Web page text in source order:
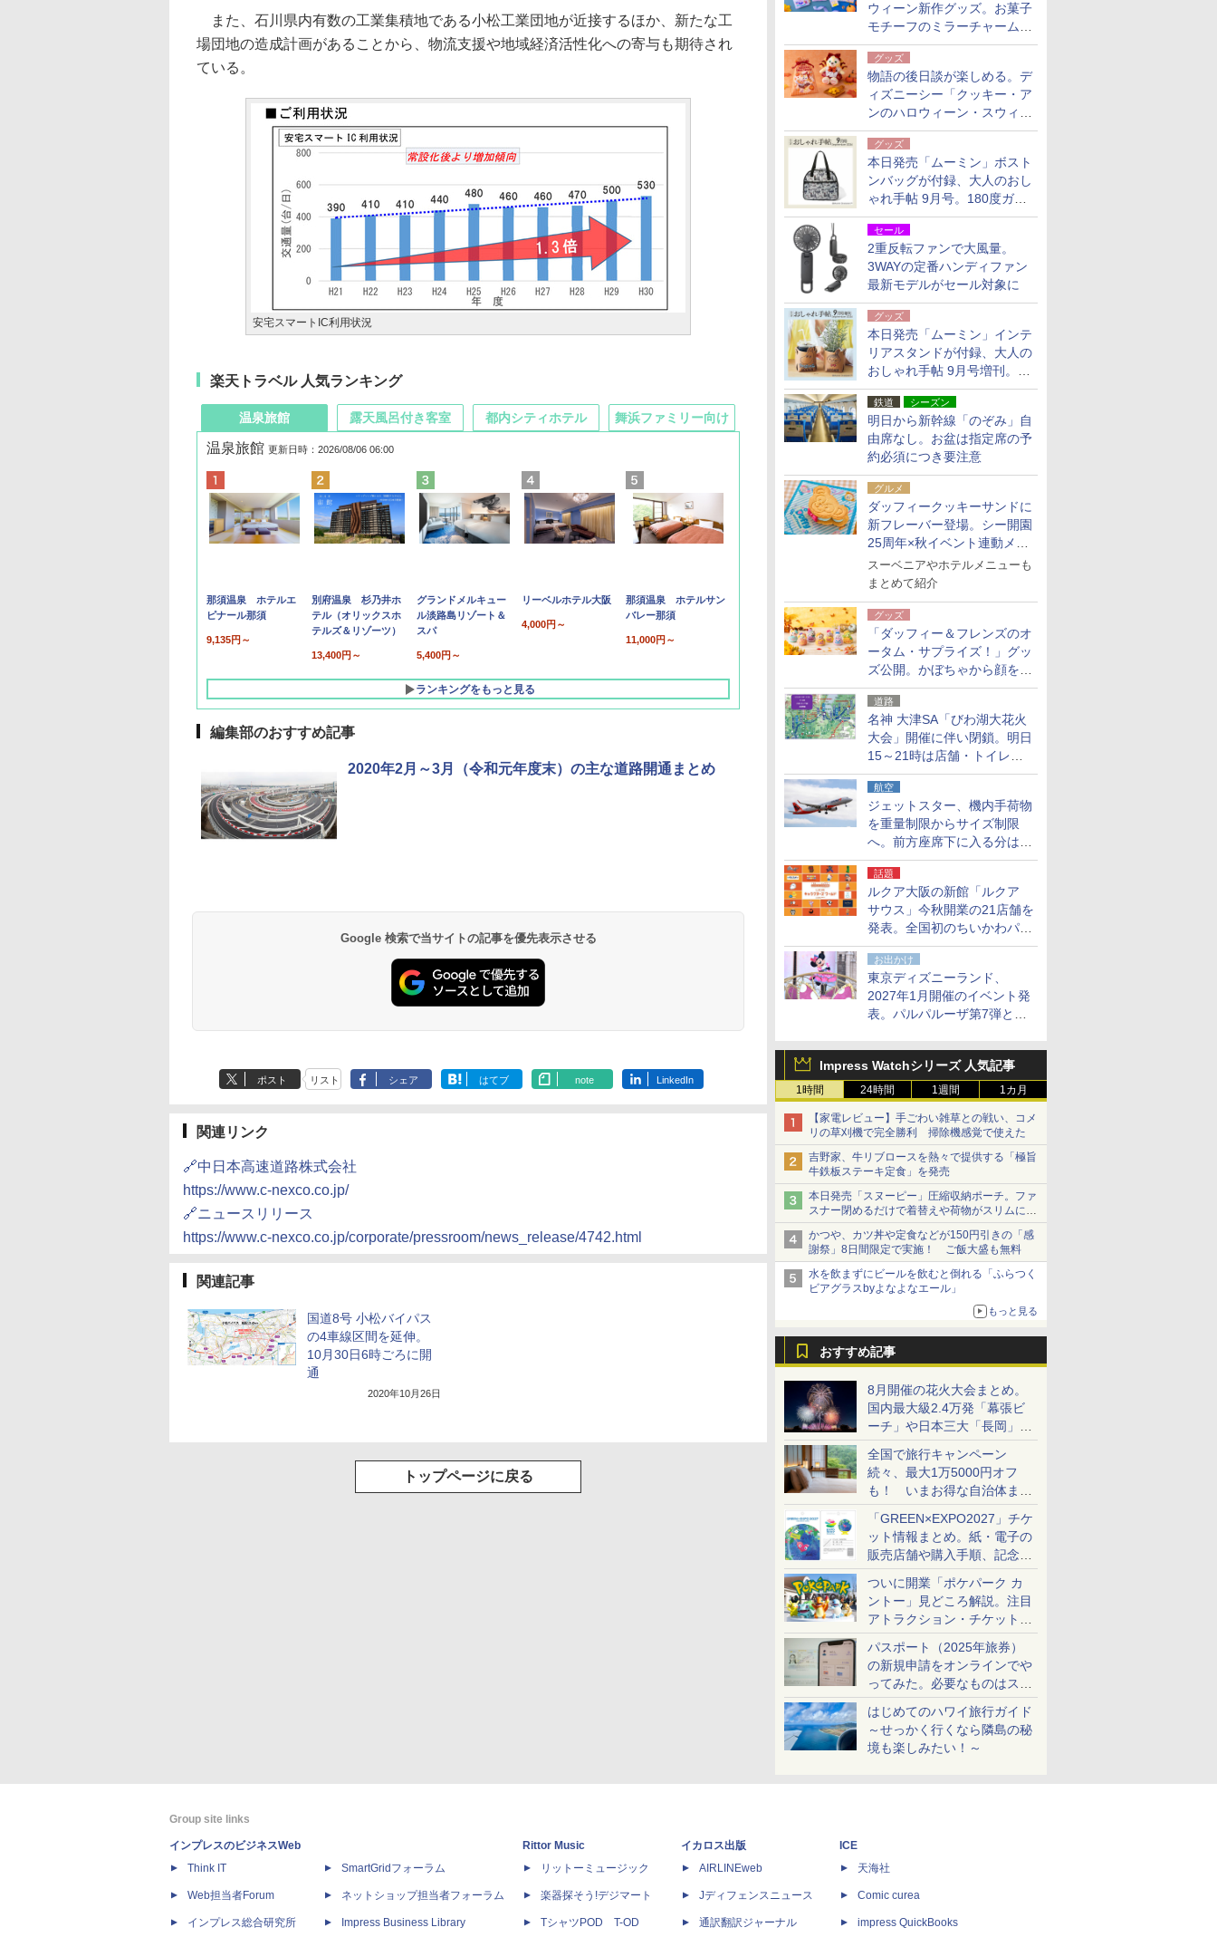
ウィーン新作グッズ。お菓子
モチーフのミラーチャーム/
デザインポーチほか
グッズ
物語の後日談が楽しめる。デ
ィズニーシー「クッキー・ア
ンのハロウィーン・スウィー
トサプライズ」限定グッズ公
開グッズ
本日発売「ムーミン」ボスト
ンバッグが付録、大人のおし
ゃれ手帖 9月号。180度ガバ
ッと開いて大容量
セール
2重反転ファンで大風量。
3WAYの定番ハンディファン
最新モデルがセール対象に
グッズ
本日発売「ムーミン」インテ
リアスタンドが付録、大人の
おしゃれ手帖 9月号増刊。レ
ザー調で高級感ある2個セッ
ト鉄道 シーズン
明日から新幹線「のぞみ」自
由席なし。お盆は指定席の予
約必須につき要注意
グルメ
ダッフィークッキーサンドに
新フレーバー登場。シー開園
25周年×秋イベント連動メニ
ュー
スーベニアやホテルメニューも
まとめて紹介
グッズ
「ダッフィー＆フレンズのオ
ータム・サプライズ！」グッ
ズ公開。かぼちゃから顔をの
ぞかせたぬいぐるみチャーム
ほか
道路
名神 大津SA「びわ湖大花火
大会」開催に伴い閉鎖。明日
15～21時は店舗・トイレ・
駐車場の利用不可
航空
ジェットスター、機内手荷物
を重量制限からサイズ制限
へ。前方座席下に入る分はす
べての運賃で無料に
話題
ルクア大阪の新館「ルクア
サウス」今秋開業の21店舗を
発表。全国初のちいかわパー
クストア/サンリオ新業態1号
店など
お出かけ
東京ディズニーランド、
2027年1月開催のイベント発
表。パルパルーザ第7弾とし
ド」を再演
Impress Watchシリーズ 人気記事
1時間 24時間 1週間 1カ月
【家電レビュー】手ごわい雑草との戦い、コメ
リの草刈機で完全勝利 掃除機感覚で使えた
吉野家、牛リブロースを熱々で提供する「極旨
牛鉄板ステーキ定食」を発売
本日発売「スヌーピー」圧縮収納ポーチ。ファ
スナー閉めるだけで着替えや荷物がスリムにま
とまる
かつや、カツ丼や定食などが150円引きの「感
謝祭」8日間限定で実施！ ご飯大盛も無料
水を飲まずにビールを飲むと倒れる「ふらつく
ビアグラスbyよなよなエール」
もっと見る
おすすめ記事
8月開催の花火大会まとめ。
国内最大級2.4万発「幕張ビ
ーチ」や日本三大「長岡」な
ど大型イベント目白押し！
全国で旅行キャンペーン
続々、最大1万5000円オフ
も！ いまお得な自治体まと
め
「GREEN×EXPO2027」チケ
ット情報まとめ。紙・電子の
販売店舗や購入手順、記念チ
ケットも解説
ついに開業「ポケパーク カ
ントー」見どころ解説。注目
アトラクション・チケット手
配・来場前に必要な準備は？
パスポート（2025年旅券）
の新規申請をオンラインでや
ってみた。必要なものはスマ
ホとマイナカードのみ
はじめてのハワイ旅行ガイド
～せっかく行くなら隣島の秘
境も楽しみたい！～
また、石川県内有数の工業集積地である小松工業団地が近接するほか、新たな工
場団地の造成計画があることから、物流支援や地域経済活性化への寄与も期待され
ている。
安宅スマートIC利用状況
楽天トラベル 人気ランキング
温泉旅館
温泉旅館 更新日時：2026/08/06 06:00
那須温泉 ホテルエ
ピナール那須
9,135円～
別府温泉 杉乃井ホ
テル（オリックスホ
テルズ＆リゾーツ）
13,400円～
グランドメルキュー
ル淡路島リゾート＆
スパ
5,400円～
リーベルホテル大阪
4,000円～
那須温泉 ホテルサン
バレー那須
11,000円～
ランキングをもっと見る
露天風呂付き客室
10,450円～
19,541円～
都内シティホテル 舞浜ファミリー向け
7,950円～
5,758円～
編集部のおすすめ記事
2020年2月～3月（令和元年度末）の主な道路開通まとめ
Google 検索で当サイトの記事を優先表示させる
ポスト リスト シェア はてブ note LinkedIn
関連リンク
🔗中日本高速道路株式会社
https://www.c-nexco.co.jp/
🔗ニュースリリース
https://www.c-nexco.co.jp/corporate/pressroom/news_release/4742.html
関連記事
国道8号 小松バイパス
の4車線区間を延伸。
10月30日6時ごろに開
通
2020年10月26日
トップページに戻る
Group site links
インプレスのビジネスWeb
Think IT
Web担当者Forum
インプレス総合研究所
SmartGridフォーラム
ネットショップ担当者フォーラム
Impress Business Library
Rittor Music
リットーミュージック
楽器探そう!デジマート
TシャツPOD T-OD
イカロス出版
AIRLINEweb
Jディフェンスニュース
通訳翻訳ジャーナル
ICE
天海社
Comic curea
impress QuickBooks